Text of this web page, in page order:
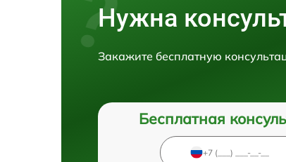
Нужна
Закажите бесплатную
Бесплатная